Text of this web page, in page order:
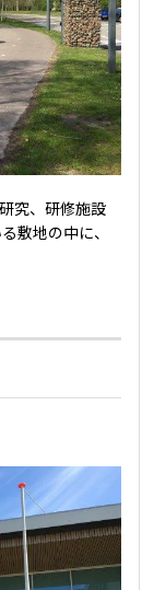
究、研修施設
敷地の中に、